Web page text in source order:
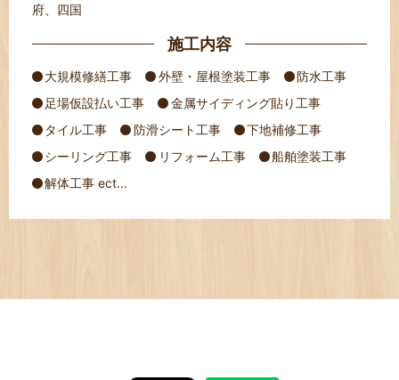
府、四国
施工内容
大規模修繕工事 外壁・屋根塗装工事
防水工事
足場仮設払い工事
金属サイディング貼り工事
タイル工事
防滑シート工事
下地補修工事
シーリング工事
リフォーム工事
船舶塗装工事
解体工事 ect...